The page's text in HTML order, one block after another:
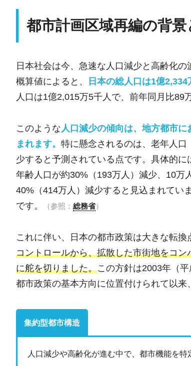
都市計画区域再編の背
日本社会は今、急速な人口減少と高齢化
概算値によると、
日本の総人口は1億
人口は1億2,015万5千人で、前年同月比89
このような人口減少の傾向は、地方都市
まれます。 特に懸念されるのは、老年人
少すると予測されている点です。具体的
年齢人口が約30%（193万人）減少、10万
40%（414万人）減少すると見込まれてい
です。
（参照： 総務省）
これに伴い、日本の都市政策は大きな転換
コントロールから、拡散した市街地をコ
に舵を切りました。この方針は2003年（
都市政策の基本方向に位置付けられて以来
集約型都市構造
人口減少や高齢化が進む中で、都市機能を